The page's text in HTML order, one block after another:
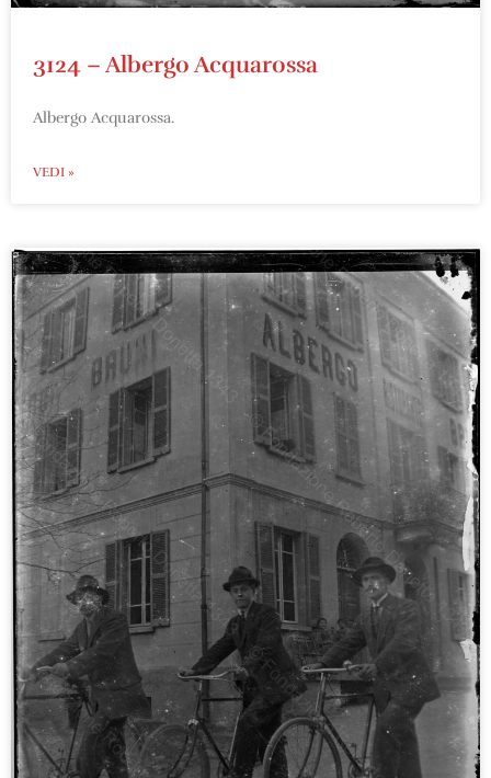
3124 – Albergo Acquarossa
Albergo Acquarossa.
VEDI »